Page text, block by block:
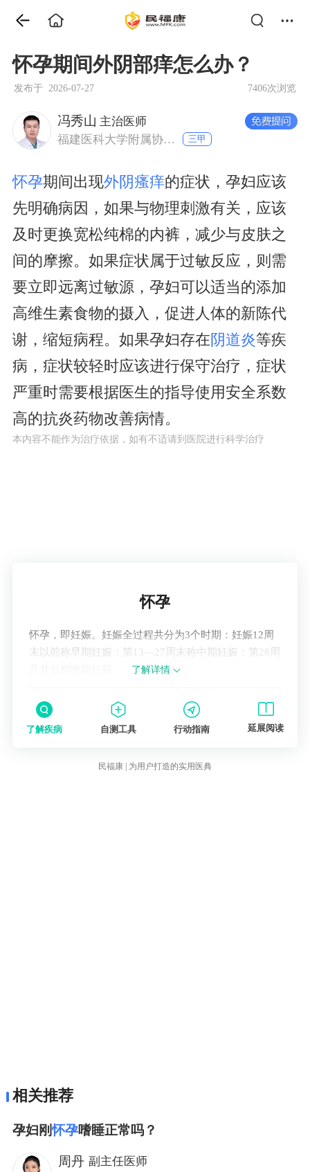
怀孕期间外阴部痒怎么办？
发布于 2026-07-27 7406次浏览
冯秀山 主治医师
福建医科大学附属协和医院 妇产科
三甲
怀孕期间出现外阴瘙痒的症状，孕妇应该
先明确病因，如果与物理刺激有关，应该
及时更换宽松纯棉的内裤，减少与皮肤之
间的摩擦。如果症状属于过敏反应，则需
要立即远离过敏源，孕妇可以适当的添加
高维生素食物的摄入，促进人体的新陈代
谢，缩短病程。如果孕妇存在 阴道炎等疾
病，症状较轻时应该进行保守治疗，症状
严重时需要根据医生的指导使用安全系数
高的抗炎药物改善病情。
本内容不能作为治疗依据，如有不适请到医院进行科学治疗
怀孕
怀孕，即妊娠。妊娠全过程共分为3个时期：妊娠12周
末以前称早期妊娠；第13—27周末称中期妊娠；第28周
了解详情
了解疾病 自测工具 行动指南 延展阅读
民福康 | 为用户打造的实用医典
相关推荐
孕妇刚怀孕嗜睡正常吗？
周丹 副主任医师